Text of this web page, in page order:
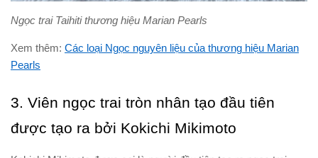
Ngọc trai Taihiti thương hiệu Marian Pearls
Xem thêm: Các loại Ngọc nguyên liệu của thương hiệu Marian
Pearls
3. Viên ngọc trai tròn nhân tạo đầu tiên
được tạo ra bởi Kokichi Mikimoto